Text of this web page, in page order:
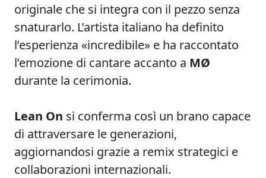
originale che si integra con il pezzo senza
snaturarlo. L’artista italiano ha definito
l’esperienza «incredibile» e ha raccontato
l’emozione di cantare accanto a MØ
durante la cerimonia.
Lean On si conferma così un brano capace
di attraversare le generazioni,
aggiornandosi grazie a remix strategici e
collaborazioni internazionali.